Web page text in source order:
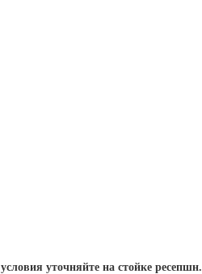
условия уточняйте на стойке ресепшн.